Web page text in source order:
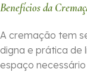
Benefícios da
A cremação tem
digna e prática de
espaço